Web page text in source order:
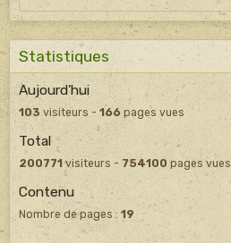
Statistiques
Aujourd'hui
103visiteurs -166 pages vues
Total
200771visiteurs -754100pages vues
Contenu
Nombre de pages : 19